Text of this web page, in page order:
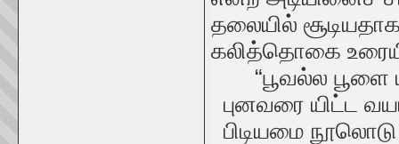
தலையில்
கலித்தொகை
“பூவல்ல பூளை
புனவரை யிட்ட
பிடியமை